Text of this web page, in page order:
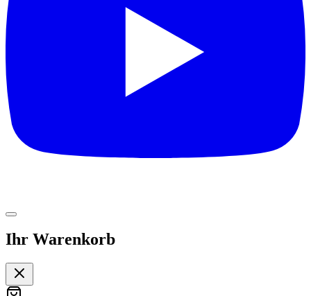
Ihr Warenkorb